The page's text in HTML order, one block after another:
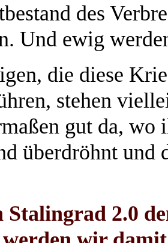
des
Und ewig
die diese
stehen
gut da, wo
überdröhnt und
Stalingrad 2.0